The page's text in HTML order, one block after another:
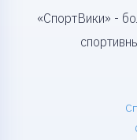
«СпортВики» -